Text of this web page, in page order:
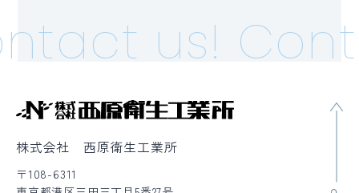
us!
株式会社 西原衛生工業所
〒108-6311